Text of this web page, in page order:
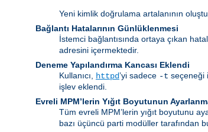
Yeni kimlik doğrulama artalanının
Bağlantı Hatalarının Günlüklenmesi
İstemci bağlantısında ortaya çıkan
adresini içermektedir.
Deneme Yapılandırma Kancası Eklendi
Kullanıcı,
httpd’yi sadece -t seçeneği
işlev eklendi.
Evreli MPM’lerin Yığıt Boyutunun
Tüm evreli MPM’lerin yığıt boyutunu
bazı üçüncü parti modüller tarafından